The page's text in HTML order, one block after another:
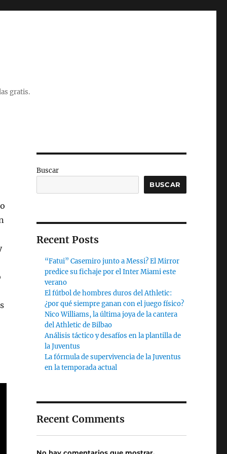
gratis.
Buscar
BUSCAR
Recent Posts
“Fatui” Casemiro junto a Messi? El Mirror
predice su fichaje por el Inter Miami este
verano
El fútbol de hombres duros del Athletic:
¿por qué siempre ganan con el juego físico?
Nico Williams, la última joya de la cantera
del Athletic de Bilbao
Análisis táctico y desafíos en la plantilla de
la Juventus
La fórmula de supervivencia de la Juventus
en la temporada actual
Recent Comments
No hay comentarios que mostrar.